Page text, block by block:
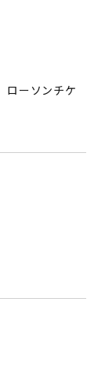
ローソンチケ